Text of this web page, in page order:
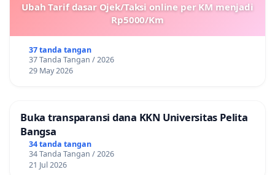
Ubah Tarif dasar Ojek/Taksi online per KM menjadi
Rp5000/Km
37 tanda tangan
37 Tanda Tangan / 2026
29 May 2026
Buka transparansi dana KKN Universitas Pelita
Bangsa
34 tanda tangan
34 Tanda Tangan / 2026
21 Jul 2026